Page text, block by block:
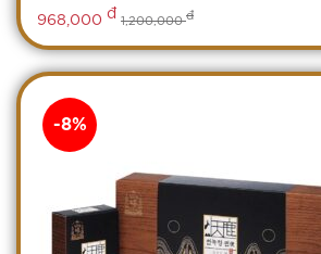
968,000 đ 1,200,000đ
-8%